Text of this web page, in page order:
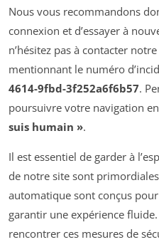
Nous vous recommandons
connexion et d’essayer à
n’hésitez pas à contacter notre
mentionnant le numéro
4614-9fbd-3f252a6f6b57.
poursuivre votre navigation
suis humain ».
Il est essentiel de garder à
de notre site sont
automatique sont conçus
garantir une expérience
rencontrer ces mesures de